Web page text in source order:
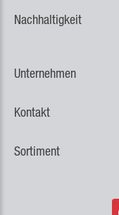
Nachhaltigkeit
Unternehmen
Kontakt
Sortiment